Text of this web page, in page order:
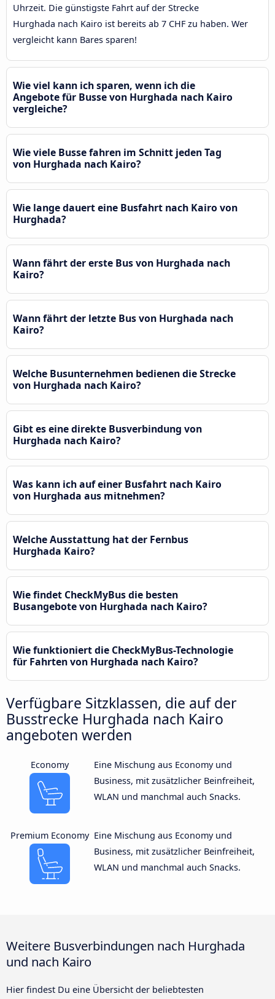
Uhrzeit. Die günstigste Fahrt auf der Strecke
Hurghada nach Kairo ist bereits ab 7 CHF zu haben. Wer
vergleicht kann Bares sparen!
Wie viel kann ich sparen, wenn ich die
Angebote für Busse von Hurghada nach Kairo
vergleiche?
Wie viele Busse fahren im Schnitt jeden Tag
von Hurghada nach Kairo?
Wie lange dauert eine Busfahrt nach Kairo von
Hurghada?
Wann fährt der erste Bus von Hurghada nach
Kairo?
Wann fährt der letzte Bus von Hurghada nach
Kairo?
Welche Busunternehmen bedienen die Strecke
von Hurghada nach Kairo?
Gibt es eine direkte Busverbindung von
Hurghada nach Kairo?
Was kann ich auf einer Busfahrt nach Kairo
von Hurghada aus mitnehmen?
Welche Ausstattung hat der Fernbus
Hurghada Kairo?
Wie findet CheckMyBus die besten
Busangebote von Hurghada nach Kairo?
Wie funktioniert die CheckMyBus-Technologie
für Fahrten von Hurghada nach Kairo?
Verfügbare Sitzklassen, die auf der
Busstrecke Hurghada nach Kairo
angeboten werden
Economy
Eine Mischung aus Economy und
Business, mit zusätzlicher Beinfreiheit,
WLAN und manchmal auch Snacks.
Premium Economy Eine Mischung aus Economy und
Business, mit zusätzlicher Beinfreiheit,
WLAN und manchmal auch Snacks.
Weitere Busverbindungen nach Hurghada
und nach Kairo
Hier findest Du eine Übersicht der beliebtesten